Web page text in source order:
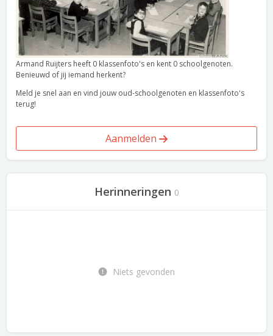
Armand Ruijters heeft 0 klassenfoto's en kent 0 schoolgenoten.
Benieuwd of jij iemand herkent?
Meld je snel aan en vind jouw oud-schoolgenoten en klassenfoto's
terug!
Aanmelden
Herinneringen 0
Niets gevonden